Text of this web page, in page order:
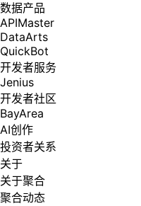
数据产品
APIMaster
DataArts
QuickBot
开发者服务
Jenius
开发者社区
BayArea
AI创作
投资者关系
关于
关于聚合
聚合动态